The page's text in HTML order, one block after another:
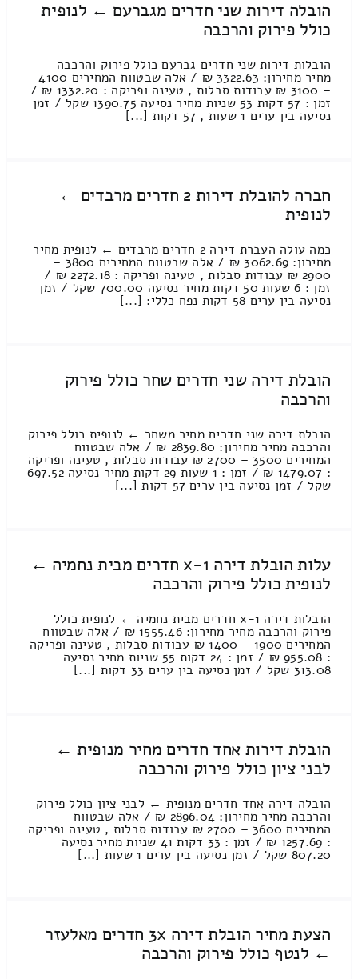
הובלה דירות שני חדרים מגברעם ← לנופית
כולל פירוק והרכבה
הובלות דירות שני חדרים גברעם כולל פירוק והרכבה
מחיר מחירון: 3322.63 ₪ / אלה שבטווח המחירים 4100
– 3100 ₪ עבודות סבלות , טעינה ופריקה : 1332.20 ₪ /
זמן : 57 דקות 53 שניות מחיר נסיעה 1390.75 שקל / זמן
נסיעה בין ערים 1 שעות , 57 דקות [...]
חברה להובלת דירות 2 חדרים מרבדים ←
לנופית
כמה עולה העברת דירה 2 חדרים מרבדים ← לנופית מחיר
מחירון: 3062.69 ₪ / אלה שבטווח המחירים 3800 –
2900 ₪ עבודות סבלות , טעינה ופריקה : 2272.18 ₪ /
זמן : 6 שעות 50 דקות מחיר נסיעה 700.00 שקל / זמן
נסיעה בין ערים 58 דקות נפח כללי: [...]
הובלת דירה שני חדרים שחר כולל פירוק
והרכבה
הובלת דירה שני חדרים מחיר משחר ← לנופית כולל פירוק
והרכבה מחיר מחירון: 2839.80 ₪ / אלה שבטווח
המחירים 3500 – 2700 ₪ עבודות סבלות , טעינה ופריקה
: 1479.07 ₪ / זמן : 1 שעות 29 דקות מחיר נסיעה 697.52
שקל / זמן נסיעה בין ערים 57 דקות [...]
עלות הובלת דירה 1-x חדרים מבית נחמיה ←
לנופית כולל פירוק והרכבה
הובלות דירה 1-x חדרים מבית נחמיה ← לנופית כולל
פירוק והרכבה מחיר מחירון: 1555.46 ₪ / אלה שבטווח
המחירים 1900 – 1400 ₪ עבודות סבלות , טעינה ופריקה
: 955.08 ₪ / זמן : 24 דקות 55 שניות מחיר נסיעה
313.08 שקל / זמן נסיעה בין ערים 33 דקות [...]
הובלת דירות אחד חדרים מחיר מנופית ←
לבני ציון כולל פירוק והרכבה
הובלה דירה אחד חדרים מנופית ← לבני ציון כולל פירוק
והרכבה מחיר מחירון: 2896.04 ₪ / אלה שבטווח
המחירים 3600 – 2700 ₪ עבודות סבלות , טעינה ופריקה
: 1257.69 ₪ / זמן : 33 דקות 41 שניות מחיר נסיעה
807.20 שקל / זמן נסיעה בין ערים 1 שעות [...]
הצעת מחיר הובלת דירה 3x חדרים מאלעזר
← לנטף כולל פירוק והרכבה